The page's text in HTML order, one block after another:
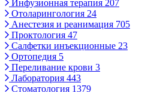
Инфузионная терапия 207
Отоларингология 24
Анестезия и реанимация 705
Проктология 47
Салфетки инъекционные 23
Ортопедия 5
Переливание крови 3
Лаборатория 443
Стоматология 1379